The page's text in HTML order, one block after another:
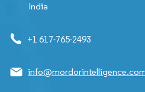
India
+1 617-765-2493